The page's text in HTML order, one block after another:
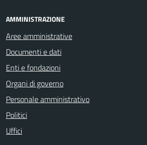
AMMINISTRAZIONE
Aree amministrative
Documenti e dati
Enti e fondazioni
Organi di governo
Personale amministrativo
Politici
Uffici